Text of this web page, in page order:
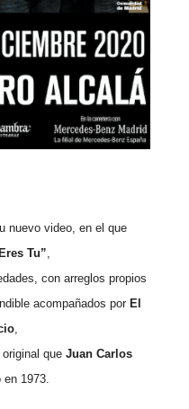
nuevo video, en el que
Tu”,
con arreglos propios
acompañados por El
,
que Juan Carlos
en 1973.